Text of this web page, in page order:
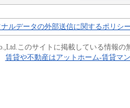
ルデータの外部送信に関するポリシ
このサイトに掲載している情報の
賃貸や不動産はアットホーム-賃貸マ